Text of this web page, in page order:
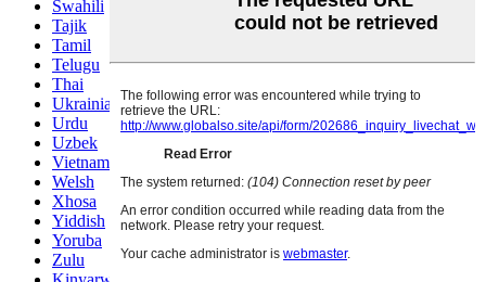
Swahili
Tajik
Tamil
Telugu
Thai
Ukrainian
Urdu
Uzbek
Vietnamese
Welsh
Xhosa
Yiddish
Yoruba
Zulu